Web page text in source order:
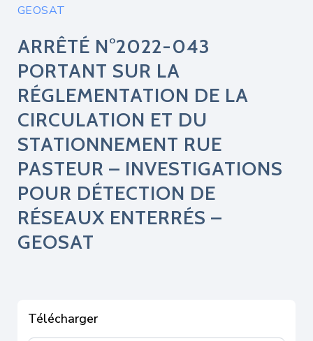
GEOSAT
ARRÊTÉ N°2022-043
PORTANT SUR LA
RÉGLEMENTATION DE LA
CIRCULATION ET DU
STATIONNEMENT RUE
PASTEUR – INVESTIGATIONS
POUR DÉTECTION DE
RÉSEAUX ENTERRÉS –
GEOSAT
Télécharger